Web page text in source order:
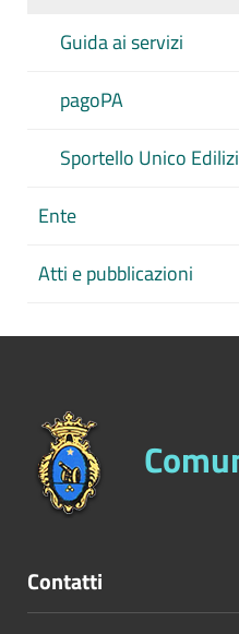
Guida ai servizi
pagoPA
Sportello Unico
Ente
Atti e pubblicazioni
Contatti